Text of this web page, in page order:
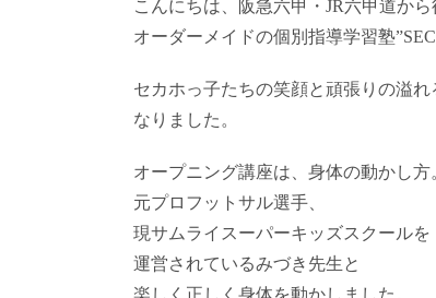
こんにちは、阪急六甲・JR六甲道から
オーダーメイドの個別指導学習塾
セカホっ子たちの笑顔と頑張りの溢れ
なりました。
オープニング講座は、身体の動かし方
元プロフットサル選手、
現サムライスーパーキッズスクールを
運営されているみづき先生と
楽しく正しく身体を動かしました。